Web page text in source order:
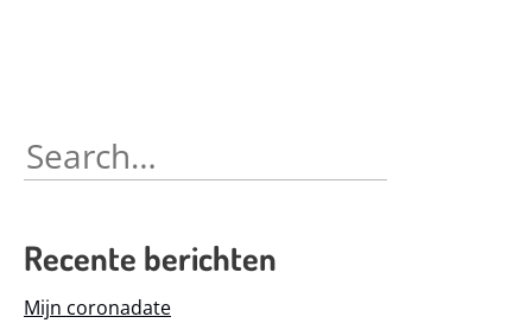
Search
for:
Recente berichten
Mijn coronadate